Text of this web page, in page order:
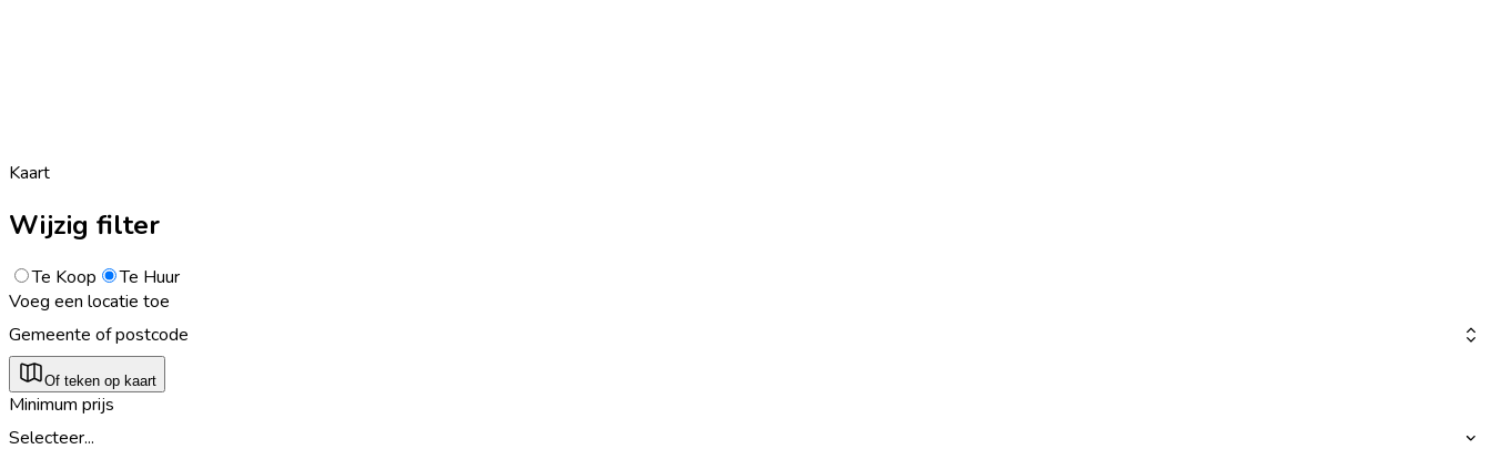
Kaart
Wijzig filter
Te Koop
Te Huur
Voeg een locatie toe
Gemeente of postcode
Of teken op kaart
Minimum prijs
Selecteer...